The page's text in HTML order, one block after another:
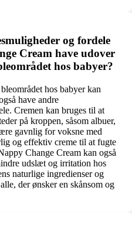
og fordele
Cream have udover
hos babyer?
hos babyer kan
have andre
Cremen kan bruges til at
på kroppen, såsom albuer,
gavnlig for voksne med
og effektiv creme til at fugte
Change Cream kan også
udslæt og irritation hos
naturlige ingredienser og
der ønsker en skånsom og